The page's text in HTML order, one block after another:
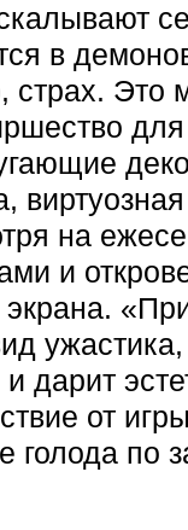
в
страх. Это
для
на
и
экрана.
дарит
от
голода по